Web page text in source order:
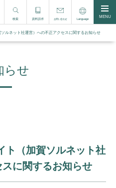
検索 資料請求 お問い合わせ Language MENU
ルネット社運営）への不正アクセスに関するお知らせ
らせ
ト（加賀ソルネット社
に関するお知らせ